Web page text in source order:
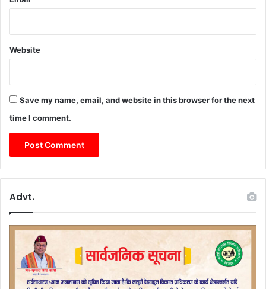
Website
Save my name, email, and website in this browser for the next
time I comment.
Advt.